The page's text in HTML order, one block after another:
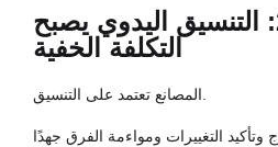
نقطة الانهيار 2: التنسيق اليدوي يصبح
التكلفة الخفية
وتأكيد التغييرات ومواءمة الفرق جهدًا